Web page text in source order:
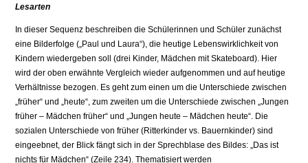
Lesarten
In dieser Sequenz beschreiben die Schülerinnen und Schüler zunächst
eine Bil­derfolge („Paul und Laura“), die heutige Lebenswirklichkeit von
Kindern wie­dergeben soll (drei Kinder, Mädchen mit Skateboard). Hier
wird der oben er­wähnte Vergleich wieder aufgenommen und auf heutige
Verhältnisse bezogen. Es geht zum einen um die Unterschiede zwischen
„früher“ und „heute“, zum zweiten um die Unterschiede zwischen „Jungen
früher – Mädchen früher“ und „Jungen heute – Mädchen heute“. Die
sozialen Unterschiede von früher (Ritter­kinder vs. Bauernkinder) sind
eingeebnet, der Blick fängt sich in der Sprechbla­se des Bildes: „Das ist
nichts für Mädchen“ (Zeile 234). Thematisiert werden